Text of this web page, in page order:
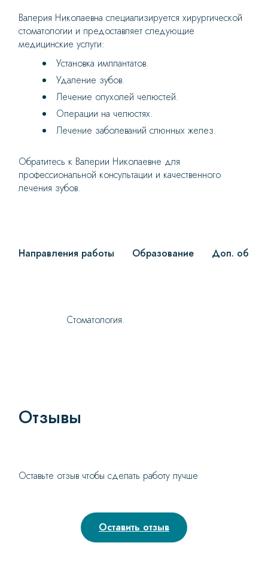
Валерия Николаевна специализируется хирургической
стоматологии и предоставляет следующие
медицинские услуги:
Установка имплантатов.
Удаление зубов.
Лечение опухолей челюстей.
Операции на челюстях.
Лечение заболеваний слюнных желез.
Обратитесь к Валерии Николаевне для
профессиональной консультации и качественного
лечения зубов.
Направления работы Образование Доп.
Стоматология.
Отзывы
Оставьте отзыв чтобы сделать работу лучше
Оставить отзыв